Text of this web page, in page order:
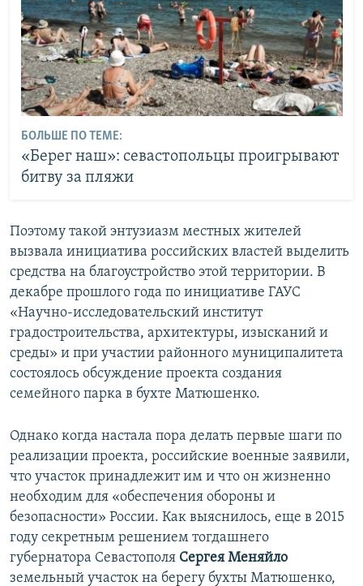
БОЛЬШЕ ПО ТЕМЕ:
«Берег наш»: севастопольцы проигрывают
битву за пляжи
Поэтому такой энтузиазм местных жителей
вызвала инициатива российских властей выделить
средства на благоустройство этой территории. В
декабре прошлого года по инициативе ГАУС
«Научно-исследовательский институт
градостроительства, архитектуры, изысканий и
среды» и при участии районного муниципалитета
состоялось обсуждение проекта создания
семейного парка в бухте Матюшенко.
Однако когда настала пора делать первые шаги по
реализации проекта, российские военные заявили,
что участок принадлежит им и что он жизненно
необходим для «обеспечения обороны и
безопасности» России. Как выяснилось, еще в 2015
году секретным решением тогдашнего
губернатора Севастополя Сергея Меняйло
земельный участок на берегу бухты Матюшенко,